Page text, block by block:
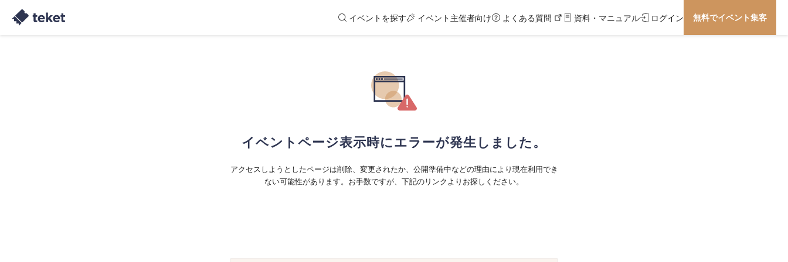
イベントを探す イベント主催者向け よくある質問 資料・マニュアル ログイン 無料でイベント集客
イベントページ表示時にエラーが発生しました。
アクセスしようとしたページは削除、変更されたか、公開準備中などの理由により現在利用でき
ない可能性があります。お手数ですが、下記のリンクよりお探しください。